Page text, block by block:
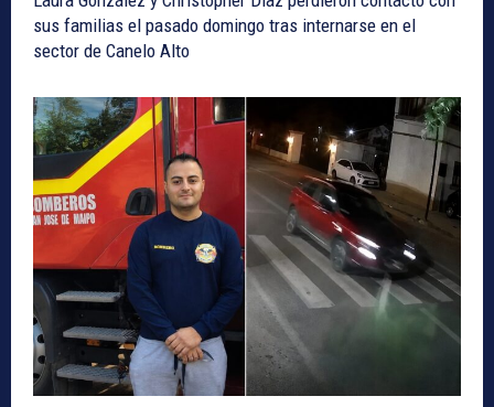
sus familias el pasado domingo tras internarse en el
sector de Canelo Alto